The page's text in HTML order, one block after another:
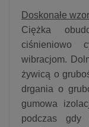
Doskonałe
Ciężka
ciśnieniowo
wibracjom.
żywicą o
drgania o
gumowa
podczas gdy